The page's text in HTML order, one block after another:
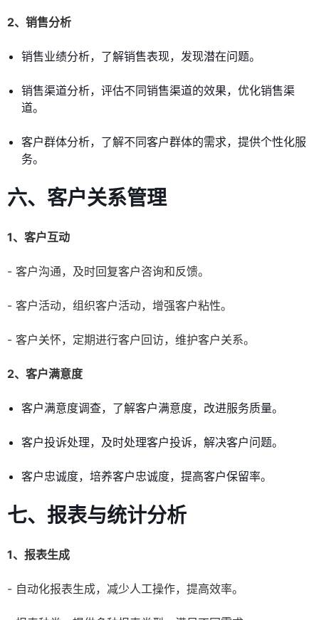
2、销售分析
销售业绩分析，了解销售表现，发现潜在问题。
销售渠道分析，评估不同销售渠道的效果，优化销售渠
道。
客户群体分析，了解不同客户群体的需求，提供个性化服
务。
六、客户关系管理
1、客户互动
- 客户沟通，及时回复客户咨询和反馈。
- 客户活动，组织客户活动，增强客户粘性。
- 客户关怀，定期进行客户回访，维护客户关系。
2、客户满意度
客户满意度调查，了解客户满意度，改进服务质量。
客户投诉处理，及时处理客户投诉，解决客户问题。
客户忠诚度，培养客户忠诚度，提高客户保留率。
七、报表与统计分析
1、报表生成
- 自动化报表生成，减少人工操作，提高效率。